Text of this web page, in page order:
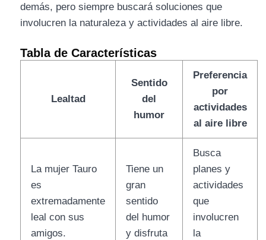
demás, pero siempre buscará soluciones que
involucren la naturaleza y actividades al aire libre.
Tabla de Características
Lealtad
Sentido
del
humor
Preferencia
por
actividades
al aire libre
La mujer Tauro
es
extremadamente
leal con sus
amigos.
Tiene un
gran
sentido
del humor
y disfruta
Busca
planes y
actividades
que
involucren
la